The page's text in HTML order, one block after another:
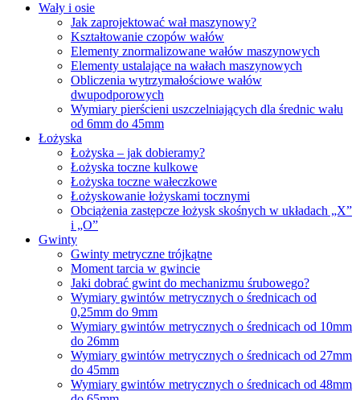
Wały i osie
Jak zaprojektować wał maszynowy?
Kształtowanie czopów wałów
Elementy znormalizowane wałów maszynowych
Elementy ustalające na wałach maszynowych
Obliczenia wytrzymałościowe wałów
dwupodporowych
Wymiary pierścieni uszczelniających dla średnic wału
od 6mm do 45mm
Łożyska
Łożyska – jak dobieramy?
Łożyska toczne kulkowe
Łożyska toczne wałeczkowe
Łożyskowanie łożyskami tocznymi
Obciążenia zastępcze łożysk skośnych w układach „X”
i „O”
Gwinty
Gwinty metryczne trójkątne
Moment tarcia w gwincie
Jaki dobrać gwint do mechanizmu śrubowego?
Wymiary gwintów metrycznych o średnicach od
0,25mm do 9mm
Wymiary gwintów metrycznych o średnicach od 10mm
do 26mm
Wymiary gwintów metrycznych o średnicach od 27mm
do 45mm
Wymiary gwintów metrycznych o średnicach od 48mm